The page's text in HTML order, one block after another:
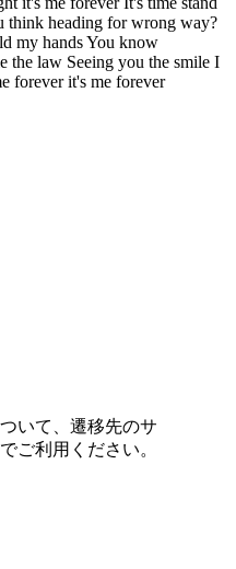
think heading for wrong way?
my hands You know
the law Seeing you the smile I
forever it's me forever
いて、遷移先のサ
ご利用ください。